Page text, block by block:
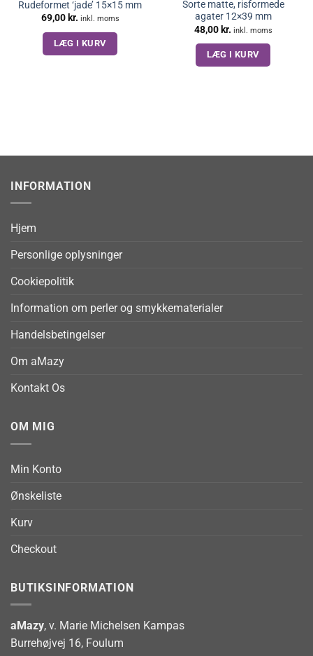
Rudeformet ‘jade’ 15×15 mm
69,00 kr. inkl. moms
LÆG I KURV
Sorte matte, risformede
agater 12×39 mm
48,00 kr. inkl. moms
LÆG I KURV
INFORMATION
Hjem
Personlige oplysninger
Cookiepolitik
Information om perler og smykkematerialer
Handelsbetingelser
Om aMazy
Kontakt Os
OM MIG
Min Konto
Ønskeliste
Kurv
Checkout
BUTIKSINFORMATION
aMazy, v. Marie Michelsen Kampas
Burrehøjvej 16, Foulum